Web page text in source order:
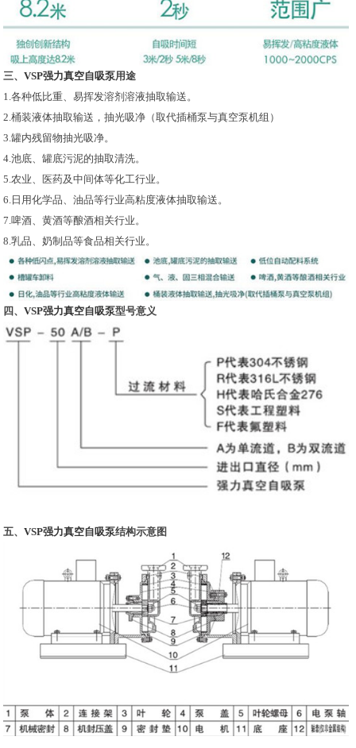
三、VSP强力真空自吸泵用途
1.各种低比重、易挥发溶剂溶液抽取输送。
2.桶装液体抽取输送，抽光吸净（取代插桶泵与真空泵机组）
3.罐内残留物抽光吸净。
4.池底、罐底污泥的抽取清洗。
5.农业、医药及中间体等化工行业。
6.日用化学品、油品等行业高粘度液体抽取输送。
7.啤酒、黄酒等酿酒相关行业。
8.乳品、奶制品等食品相关行业。
四、VSP强力真空自吸泵型号意义
五、VSP强力真空自吸泵结构示意图